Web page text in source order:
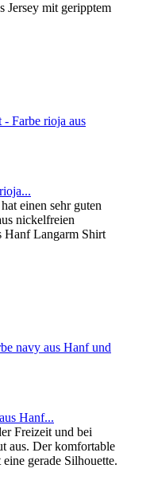
Jersey mit geripptem
einen sehr guten
nickelfreien
Hanf Langarm Shirt
Hanf...
Freizeit und bei
aus. Der komfortable
gerade Silhouette.